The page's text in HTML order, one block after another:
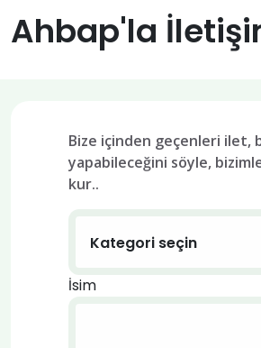
Ahbap'la
Bize içinden geçenleri ilet,
yapabileceğini söyle,
kur..
İsim